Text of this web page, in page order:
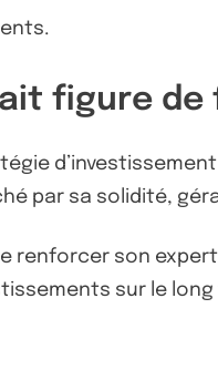
figure
par sa solidité,
renforcer son
sur le